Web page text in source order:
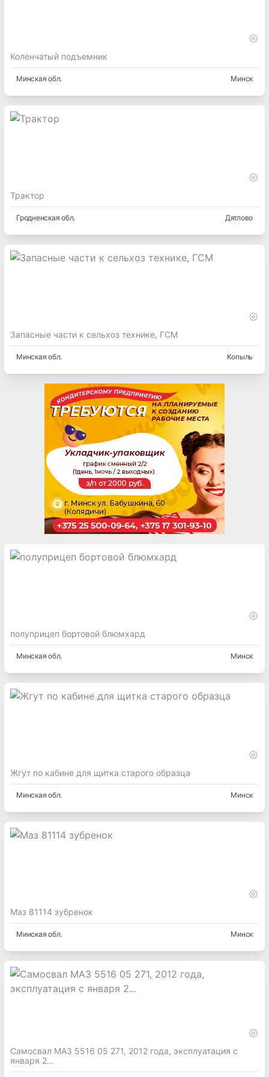
Коленчатый подъемник
Минская обл. Минск
Трактор
Гродненская обл. Дятлово
Запасные части к сельхоз технике, ГСМ
Минская обл. Копыль
полуприцеп бортовой блюмхард
Минская обл. Минск
Жгут по кабине для щитка старого образца
Минская обл. Минск
Маз 81114 зубренок
Минская обл. Минск
Самосвал МАЗ 5516 05 271, 2012 года, эксплуатация с
января 2...